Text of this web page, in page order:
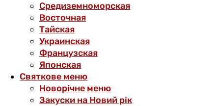
Средиземноморская
Восточная
Тайская
Украинская
Французская
Японская
Святкове меню
Новорічне меню
Закуски на Новий рік